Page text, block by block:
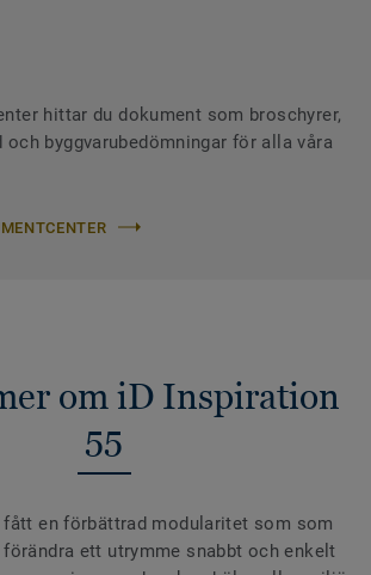
hittar du dokument som broschyrer,
byggvarubedömningar för alla våra
om iD Inspiration
55
en förbättrad modularitet som som
ett utrymme snabbt och enkelt